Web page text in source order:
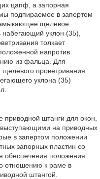
цапф, а запорная
подпираемое в запертом
щелевое
уклон (35),
толкает
напротив
из фальца. Для
проветривания
уклона (35)
приводной штанги для окон,
на приводных
в запертом положении
запорных пластин со
обеспечения положения
отношению к раме в
штангой.